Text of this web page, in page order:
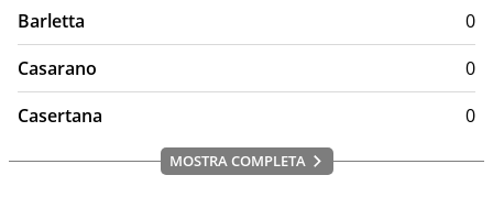
Barletta
0
Casarano
0
Casertana
0
MOSTRA COMPLETA